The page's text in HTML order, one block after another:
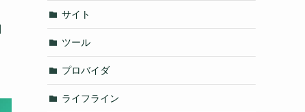
サイト
ツール
プロバイダ
ライフライン